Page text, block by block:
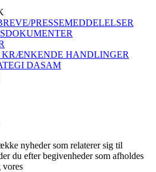
PRESSEMEDDELELSER
HANDLINGER
DASAM
nyheder som relaterer sig til
du efter begivenheder som afholdes
vores